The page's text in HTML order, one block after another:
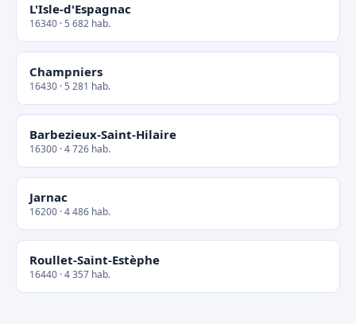
L'Isle-d'Espagnac
16340 · 5 682 hab.
Champniers
16430 · 5 281 hab.
Barbezieux-Saint-Hilaire
16300 · 4 726 hab.
Jarnac
16200 · 4 486 hab.
Roullet-Saint-Estèphe
16440 · 4 357 hab.